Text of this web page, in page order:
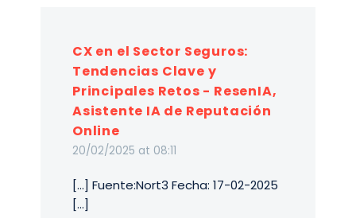
CX en el Sector Seguros:
Tendencias Clave y
Principales Retos - ResenIA,
Asistente IA de Reputación
Online
20/02/2025 at 08:11
[…] Fuente:Nort3 Fecha: 17-02-2025
[…]